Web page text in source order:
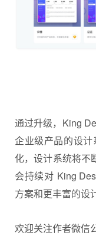
通过升级，King
企业级产品的设
化，设计系统将不
会持续对 King
方案和更丰富的设
欢迎关注作者微信